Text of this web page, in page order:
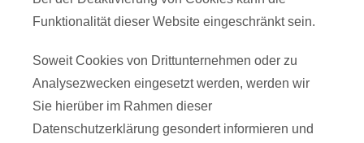
Funktionalität dieser Website eingeschränkt sein.
Soweit Cookies von Drittunternehmen oder zu
Analysezwecken eingesetzt werden, werden wir
Sie hierüber im Rahmen dieser
Datenschutzerklärung gesondert informieren und